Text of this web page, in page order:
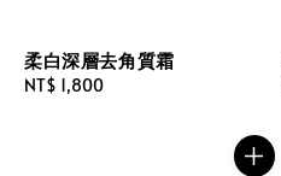
柔白深層去角質霜
Regular
NT$ 1,800